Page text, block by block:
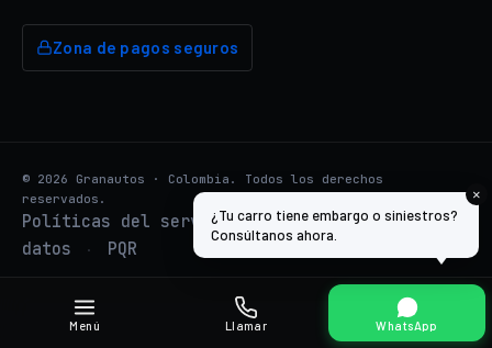
Zona de pagos seguros
© 2026 Granautos · Colombia. Todos los derechos
reservados.
Políticas del servicio ·
Tratamiento de
datos
· PQR
×
¿Tu carro tiene embargo o siniestros?
Consúltanos ahora.
Menú Llamar WhatsApp